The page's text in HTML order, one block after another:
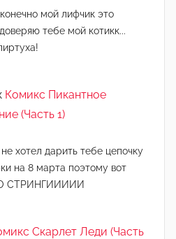
мой лифчик это
тебе мой котикк...
Комикс Пикантное
(Часть 1)
хотел дарить тебе цепочку
на 8 марта поэтому вот
СТРИНГИИИИИ
Скарлет Леди (Часть